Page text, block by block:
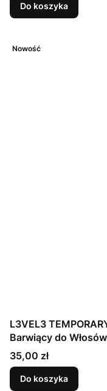
Do koszyka
Nowość
L3VEL3
Barwiący do
125ml WYPRZEDAŻ!
Cena
35,00 zł
Do koszyka